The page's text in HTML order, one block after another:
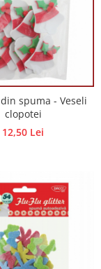
spuma - Veseli
clopotei
12,50 Lei